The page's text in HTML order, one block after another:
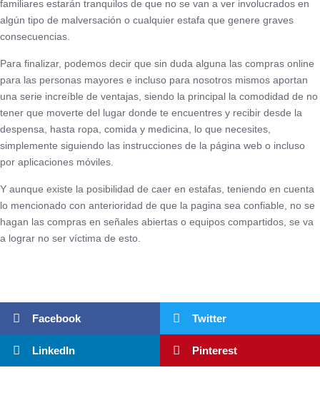
familiares estarán tranquilos de que no se van a ver involucrados en
algún tipo de malversación o cualquier estafa que genere graves
consecuencias.
Para finalizar, podemos decir que sin duda alguna las compras online
para las personas mayores e incluso para nosotros mismos aportan
una serie increíble de ventajas, siendo la principal la comodidad de no
tener que moverte del lugar donde te encuentres y recibir desde la
despensa, hasta ropa, comida y medicina, lo que necesites,
simplemente siguiendo las instrucciones de la página web o incluso
por aplicaciones móviles.
Y aunque existe la posibilidad de caer en estafas, teniendo en cuenta
lo mencionado con anterioridad de que la pagina sea confiable, no se
hagan las compras en señales abiertas o equipos compartidos, se va
a lograr no ser víctima de esto.
Facebook Twitter
LinkedIn Pinterest